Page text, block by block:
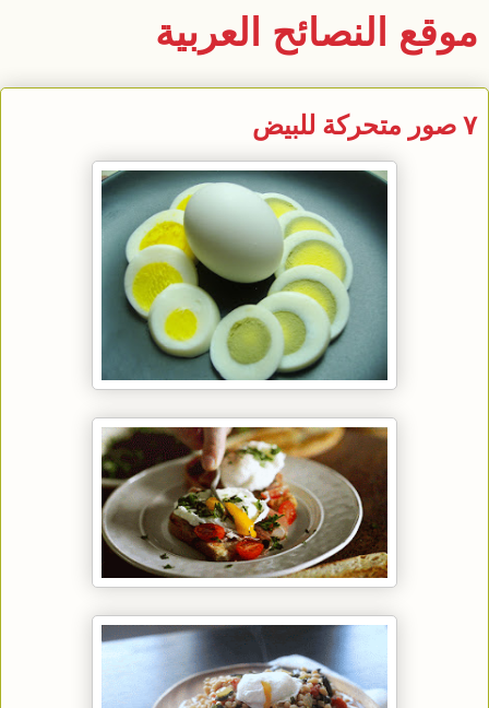
موقع النصائح العربية
٧ صور متحركة للبيض